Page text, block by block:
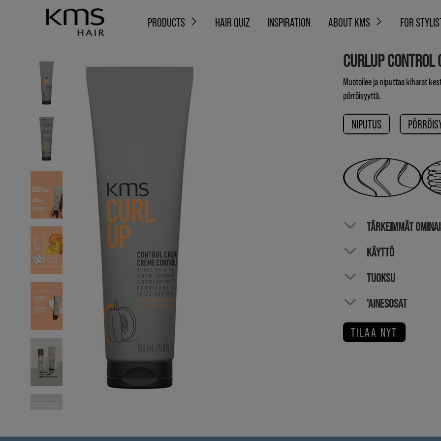
PRODUCTS HAIR QUIZ INSPIRATION ABOUT KMS FOR
CURLUP CONTROL
Muotoilee ja niputtaa kiharat
pörröisyyttä.
NIPUTUS
TÄRKEIMMÄT
KÄYTTÖ
TUOKSU
'AINESOSAT
TILAA NYT